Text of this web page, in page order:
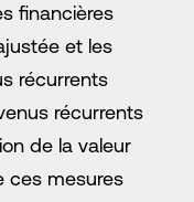
financières
et les
récurrents
récurrents
de la valeur
ces mesures